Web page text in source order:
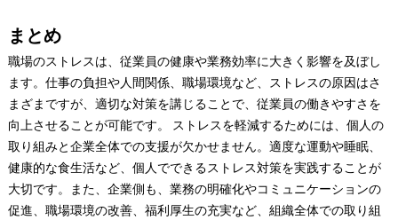
まとめ
職場のストレスは、従業員の健康や業務効率に大きく影響を及ぼし
ます。仕事の負担や人間関係、職場環境など、ストレスの原因はさ
まざまですが、適切な対策を講じることで、従業員の働きやすさを
向上させることが可能です。 ストレスを軽減するためには、個人の
取り組みと企業全体での支援が欠かせません。適度な運動や睡眠、
健康的な食生活など、個人でできるストレス対策を実践することが
大切です。また、企業側も、業務の明確化やコミュニケーションの
促進、職場環境の改善、福利厚生の充実など、組織全体での取り組